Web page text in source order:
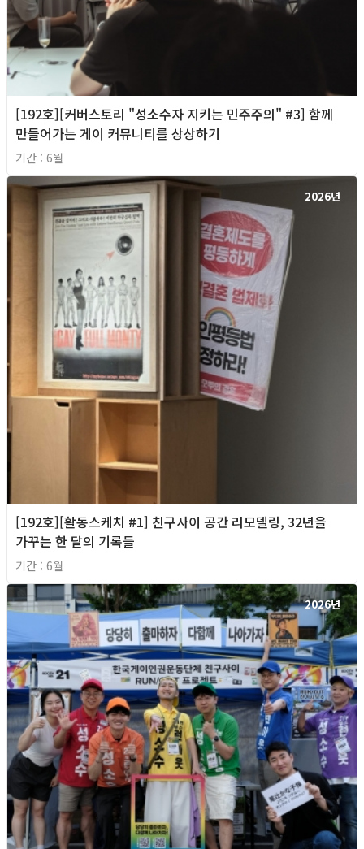
[192호][커버스토리 "성소수자 지키는 민주주의" #3] 함께
만들어가는 게이 커뮤니티를 상상하기
기간 : 6월
2026년
[192호][활동스케치 #1] 친구사이 공간 리모델링, 32년을
가꾸는 한 달의 기록들
기간 : 6월
2026년